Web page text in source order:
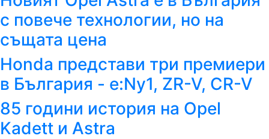
с повече технологии, но на
същата цена
Honda представи три премиери
в България - e:Ny1, ZR-V, CR-V
85 години история на Opel
Kadett и Astra